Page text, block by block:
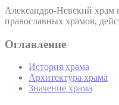
Александро-Невский храм
православных храмов,
Оглавление
История храма
Архитектура храма
Значение храма